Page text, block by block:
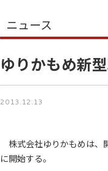
ニュース
ゆりかもめ新
2013.12.13
株式会社ゆりかもめは、
に開始する。